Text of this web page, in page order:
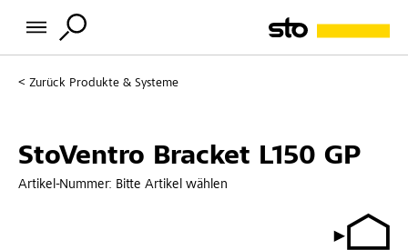
Zurück Produkte & Systeme
StoVentro Bracket L150 GP
Artikel-Nummer: Bitte Artikel wählen